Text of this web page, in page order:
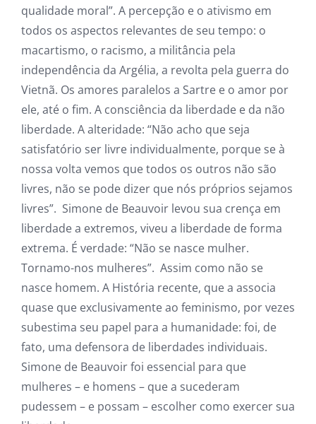
qualidade moral”. A percepção e o ativismo em
todos os aspectos relevantes de seu tempo: o
macartismo, o racismo, a militância pela
independência da Argélia, a revolta pela guerra do
Vietnã. Os amores paralelos a Sartre e o amor por
ele, até o fim. A consciência da liberdade e da não
liberdade. A alteridade: “Não acho que seja
satisfatório ser livre individualmente, porque se à
nossa volta vemos que todos os outros não são
livres, não se pode dizer que nós próprios sejamos
livres”. Simone de Beauvoir levou sua crença em
liberdade a extremos, viveu a liberdade de forma
extrema. É verdade: “Não se nasce mulher.
Tornamo-nos mulheres”. Assim como não se
nasce homem. A História recente, que a associa
quase que exclusivamente ao feminismo, por vezes
subestima seu papel para a humanidade: foi, de
fato, uma defensora de liberdades individuais.
Simone de Beauvoir foi essencial para que
mulheres – e homens – que a sucederam
pudessem – e possam – escolher como exercer sua